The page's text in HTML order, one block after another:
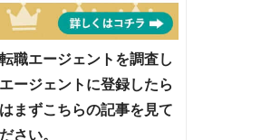
職エージェントを調査し
ージェントに登録したら
まずこちらの記事を見て
さい。